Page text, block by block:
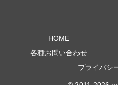
HOME
各種お問い合わせ
プライバシ